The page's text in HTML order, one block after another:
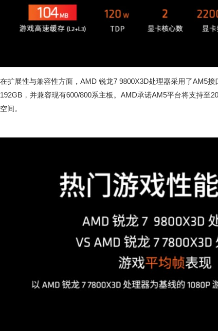
在扩展性与兼容性方面，AMD 锐龙7 9800X3D处理器采用了AM5
192GB，并兼容现有600/800系主板。AMD承诺AM5平台将支持至
空间。